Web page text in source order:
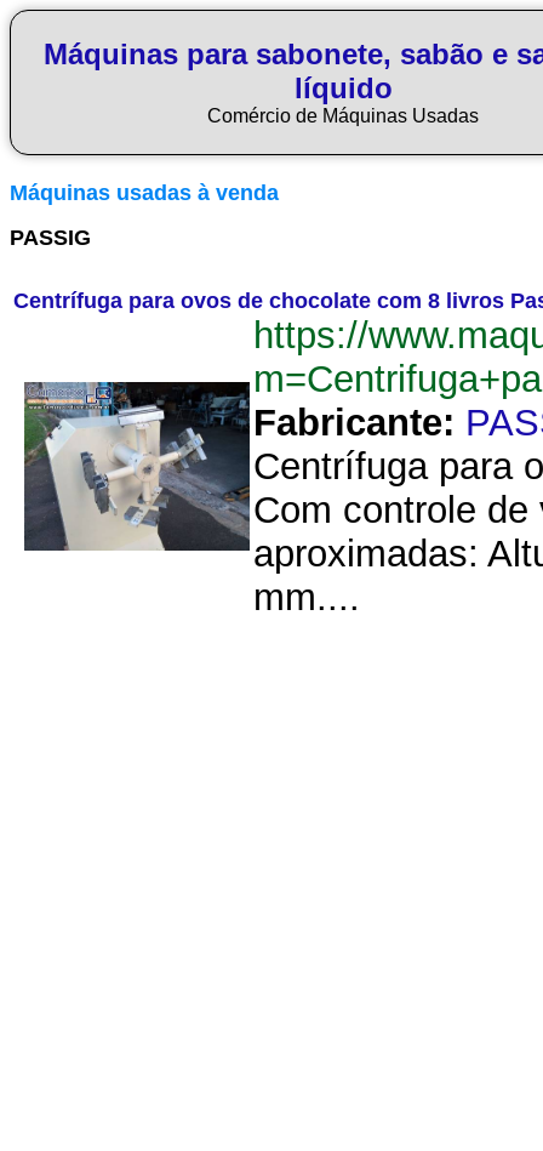
Máquinas para sabonete, sabão e
líquido
Comércio de Máquinas Usadas
Máquinas usadas à venda
PASSIG
Centrífuga para ovos de chocolate com 8 livros
https://
Fabricante:
Centrífuga para
Com controle
aproximadas:
mm....